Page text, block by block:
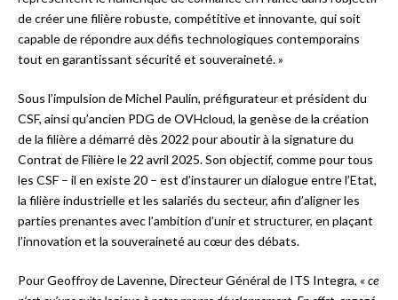
de créer une filière robuste, compétitive et innovante, qui soit
capable de répondre aux défis technologiques contemporains
tout en garantissant sécurité et souveraineté. »
Sous l’impulsion de Michel Paulin, préfigurateur et président du
CSF, ainsi qu’ancien PDG de OVHcloud, la genèse de la création
de la filière a démarré dès 2022 pour aboutir à la signature du
Contrat de Filière le 22 avril 2025. Son objectif, comme pour tous
les CSF – il en existe 20 – est d’instaurer un dialogue entre l’Etat,
la filière industrielle et les salariés du secteur, afin d’aligner les
parties prenantes avec l’ambition d’unir et structurer, en plaçant
l’innovation et la souveraineté au cœur des débats.
Pour Geoffroy de Lavenne, Directeur Général de ITS Integra, « ce